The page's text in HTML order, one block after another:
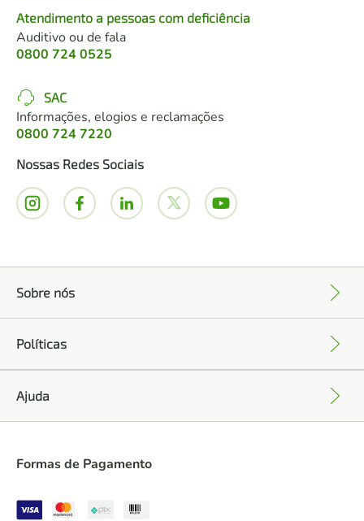
Atendimento a pessoas com deficiência
Auditivo ou de fala
0800 724 0525
SAC
Informações, elogios e reclamações
0800 724 7220
Nossas Redes Sociais
Sobre nós
Políticas
Ajuda
Formas de Pagamento